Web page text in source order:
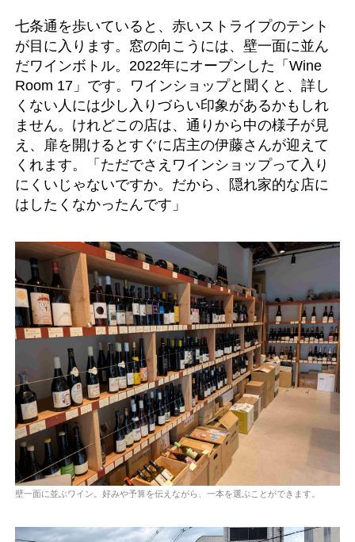
七条通を歩いていると、赤いストライプのテント
が目に入ります。窓の向こうには、壁一面に並ん
だワインボトル。2022年にオープンした「Wine
Room 17」です。ワインショップと聞くと、詳し
くない人には少し入りづらい印象があるかもしれ
ません。けれどこの店は、通りから中の様子が見
え、扉を開けるとすぐに店主の伊藤さんが迎えて
くれます。「ただでさえワインショップって入り
にくいじゃないですか。だから、隠れ家的な店に
はしたくなかったんです」
壁一面に並ぶワイン。好みや予算を伝えながら、一本を選ぶことができます。